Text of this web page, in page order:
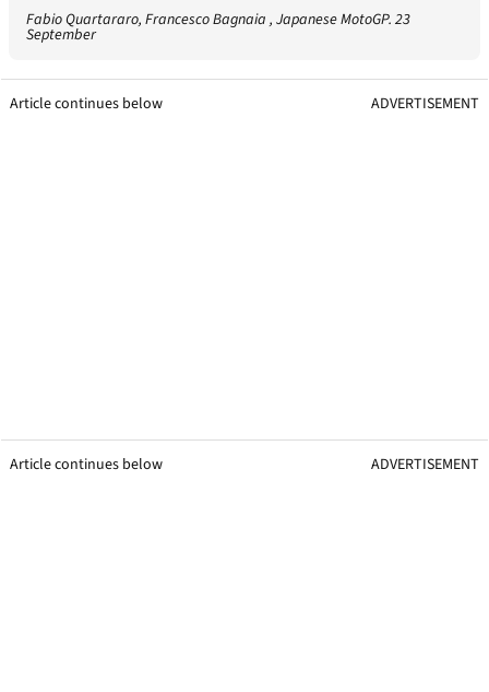
Fabio Quartararo, Francesco Bagnaia , Japanese MotoGP. 23
September
Article continues below ADVERTISEMENT
Article continues below ADVERTISEMENT